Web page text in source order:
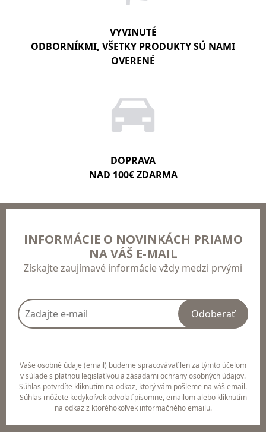
VYVINUTÉ
ODBORNÍKMI, VŠETKY PRODUKTY SÚ NAMI
OVERENÉ
DOPRAVA
NAD 100€ ZDARMA
INFORMÁCIE O NOVINKÁCH PRIAMO
NA VÁŠ E-MAIL
Získajte zaujímavé informácie vždy medzi prvými
Odoberať
Vaše osobné údaje (email) budeme spracovávať len za týmto účelom
v súlade s platnou legislatívou a zásadami ochrany osobných údajov.
Súhlas potvrdíte kliknutím na odkaz, ktorý vám pošleme na váš email.
Súhlas môžete kedykoľvek odvolať písomne, emailom alebo kliknutím
na odkaz z ktoréhokoľvek informačného emailu.